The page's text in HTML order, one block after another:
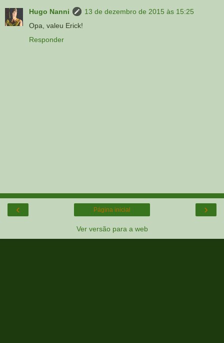
Hugo Nanni
13 de dezembro de 2015 às 15:25
Opa, valeu Erick!
Responder
‹ ›
Página inicial
Ver versão para a web